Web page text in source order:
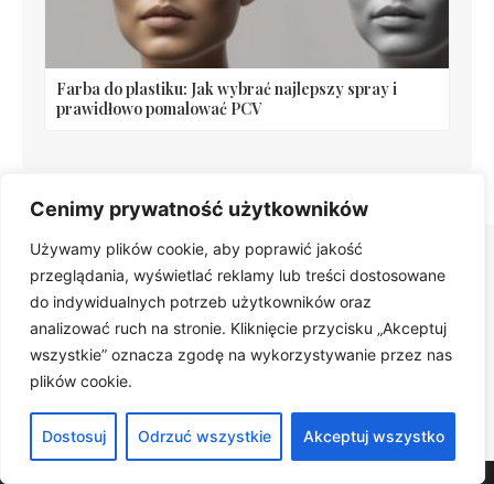
Cenimy prywatność użytkowników
Używamy plików cookie, aby poprawić jakość
przeglądania, wyświetlać reklamy lub treści dostosowane
do indywidualnych potrzeb użytkowników oraz
analizować ruch na stronie. Kliknięcie przycisku „Akceptuj
wszystkie” oznacza zgodę na wykorzystywanie przez nas
plików cookie.
Dostosuj Odrzuć wszystkie Akceptuj wszystko
Farba do plastiku: Jak wybrać najlepszy spray i
prawidłowo pomalować PCV
Polecane artykuły
Odkryj więcej inspiracji i praktycznych porad.